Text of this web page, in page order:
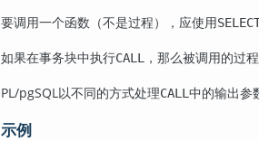
要调用一个函数（不是过程），应使用
如果在事务块中执行CALL ，那么被调用的过
PL/pgSQL 以不同的方式处理CALL 中的输出参
示例